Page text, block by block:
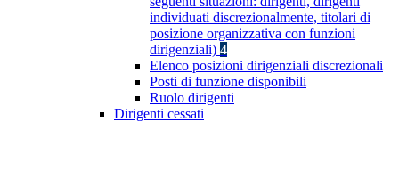
individuati discrezionalmente, titolari di
posizione organizzativa con funzioni
dirigenziali) 4
Elenco posizioni dirigenziali discrezionali
Posti di funzione disponibili
Ruolo dirigenti
Dirigenti cessati